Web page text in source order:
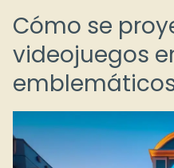
Cómo se
videojuegos